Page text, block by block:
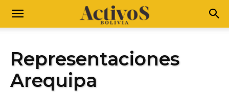
Representaciones
Arequipa